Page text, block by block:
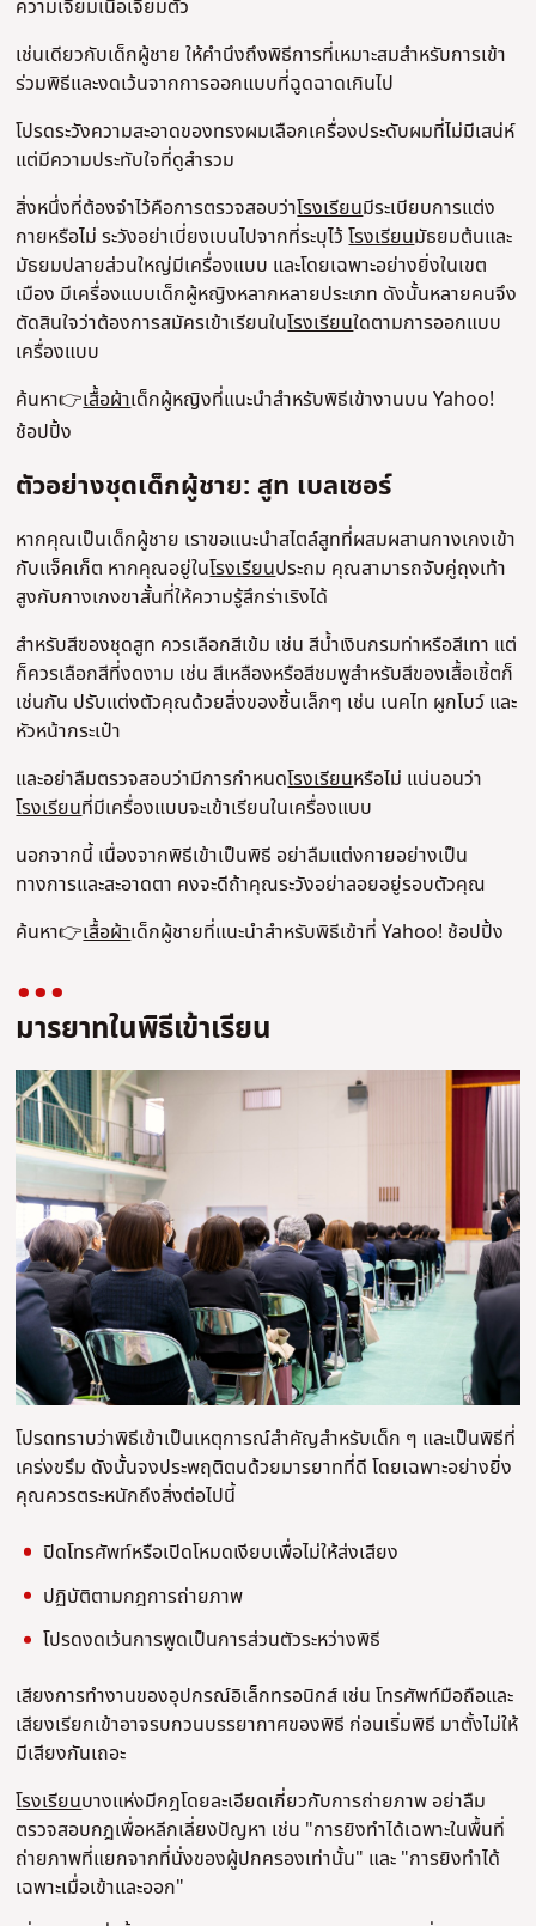
ความเจียมเนื้อเจียมตัว
เช่นเดียวกับเด็กผู้ชาย ให้คํานึงถึงพิธีการที่เหมาะสมสําหรับการเข้า
ร่วมพิธีและงดเว้นจากการออกแบบที่ฉูดฉาดเกินไป
โปรดระวังความสะอาดของทรงผมเลือกเครื่องประดับผมที่ไม่มีเสน่ห์
แต่มีความประทับใจที่ดูสำรวม
สิ่งหนึ่งที่ต้องจําไว้คือการตรวจสอบว่าโรงเรียนมีระเบียบการแต่ง
กายหรือไม่ ระวังอย่าเบี่ยงเบนไปจากที่ระบุไว้โรงเรียนมัธยมต้นและ
มัธยมปลายส่วนใหญ่มีเครื่องแบบ และโดยเฉพาะอย่างยิ่งในเขต
เมือง มีเครื่องแบบเด็กผู้หญิงหลากหลายประเภท ดังนั้นหลายคนจึง
ตัดสินใจว่าต้องการสมัครเข้าเรียนในโรงเรียนใดตามการออกแบบ
เครื่องแบบ
ค้นหา👉เสื้อผ้าเด็กผู้หญิงที่แนะนําสําหรับพิธีเข้างานบน Yahoo!
ช้อปปิ้ง
ตัวอย่างชุดเด็กผู้ชาย: สูท เบลเซอร์
หากคุณเป็นเด็กผู้ชาย เราขอแนะนําสไตล์สูทที่ผสมผสานกางเกงเข้า
กับแจ็คเก็ต หากคุณอยู่ในโรงเรียนประถม คุณสามารถจับคู่ถุงเท้า
สูงกับกางเกงขาสั้นที่ให้ความรู้สึกร่าเริงได้
สําหรับสีของชุดสูท ควรเลือกสีเข้ม เช่น สีน้ําเงินกรมท่าหรือสีเทา แต่
ก็ควรเลือกสีที่งดงาม เช่น สีเหลืองหรือสีชมพูสําหรับสีของเสื้อเชิ้ตก็
เช่นกัน ปรับแต่งตัวคุณด้วยสิ่งของชิ้นเล็กๆ เช่น เนคไท ผูกโบว์ และ
หัวหน้ากระเป๋า
และอย่าลืมตรวจสอบว่ามีการกําหนดโรงเรียนหรือไม่ แน่นอนว่า
โรงเรียนที่มีเครื่องแบบจะเข้าเรียนในเครื่องแบบ
นอกจากนี้ เนื่องจากพิธีเข้าเป็นพิธี อย่าลืมแต่งกายอย่างเป็น
ทางการและสะอาดตา คงจะดีถ้าคุณระวังอย่าลอยอยู่รอบตัวคุณ
ค้นหา👉เสื้อผ้าเด็กผู้ชายที่แนะนําสําหรับพิธีเข้าที่ Yahoo! ช้อปปิ้ง
มารยาทในพิธีเข้าเรียน
โปรดทราบว่าพิธีเข้าเป็นเหตุการณ์สําคัญสําหรับเด็ก ๆ และเป็นพิธีที่
เคร่งขรึม ดังนั้นจงประพฤติตนด้วยมารยาทที่ดี โดยเฉพาะอย่างยิ่ง
คุณควรตระหนักถึงสิ่งต่อไปนี้
ปิดโทรศัพท์หรือเปิดโหมดเงียบเพื่อไม่ให้ส่งเสียง
ปฏิบัติตามกฎการถ่ายภาพ
โปรดงดเว้นการพูดเป็นการส่วนตัวระหว่างพิธี
เสียงการทํางานของอุปกรณ์อิเล็กทรอนิกส์ เช่น โทรศัพท์มือถือและ
เสียงเรียกเข้าอาจรบกวนบรรยากาศของพิธี ก่อนเริ่มพิธี มาตั้งไม่ให้
มีเสียงกันเถอะ
โรงเรียนบางแห่งมีกฎโดยละเอียดเกี่ยวกับการถ่ายภาพ อย่าลืม
ตรวจสอบกฎเพื่อหลีกเลี่ยงปัญหา เช่น "การยิงทําได้เฉพาะในพื้นที่
ถ่ายภาพที่แยกจากที่นั่งของผู้ปกครองเท่านั้น" และ "การยิงทําได้
เฉพาะเมื่อเข้าและออก"